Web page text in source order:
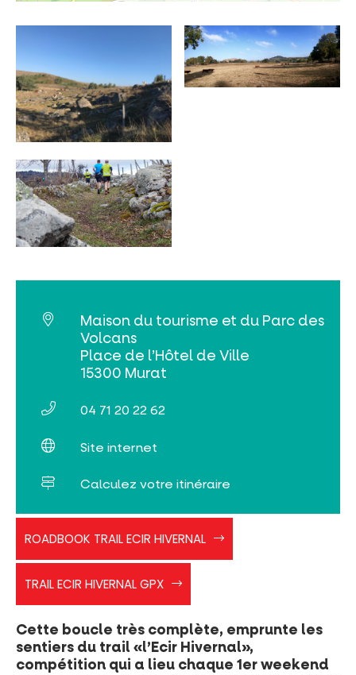
Tribus et groupes
Rechercher
Cette boucle très complète, emprunte les
sentiers du trail «l’Ecir Hivernal»,
compétition qui a lieu chaque 1er weekend
Maison du tourisme et du Parc des
Volcans
Place de l’Hôtel de Ville
15300 Murat
04 71 20 22 62
Site internet
Calculez votre itinéraire
ROADBOOK TRAIL ECIR HIVERNAL
L'écir
hivernal
TRAIL ECIR HIVERNAL GPX
ecir
hivernal